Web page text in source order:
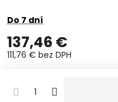
Do 7 dní
137,46 €
111,76 € bez DPH